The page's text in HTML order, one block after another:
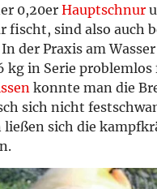
0,20erHauptschnur
fischt, sind also auch
der Praxis am
kg in Serie problemlos
konnte man die
sich nicht
sich die